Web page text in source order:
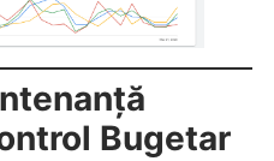
Bugetar